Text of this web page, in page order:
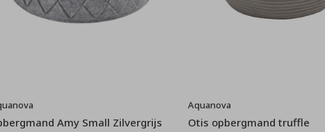
Amy Small Zilvergrijs
Aquanova
Otis opbergmand truffle